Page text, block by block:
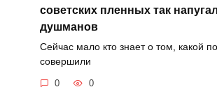
советских пленных так напугал
душманов
Сейчас мало кто знает о том, какой
совершили
0 0